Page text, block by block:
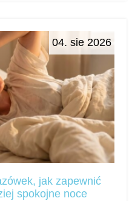
04. sie 2026
jak zapewnić
spokojne noce